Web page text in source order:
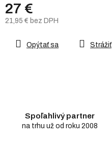
27 €
21,95 € bez DPH
cena:
Opýtať sa Strážiť
Spoľahlivý partner
na trhu už od roku 2008